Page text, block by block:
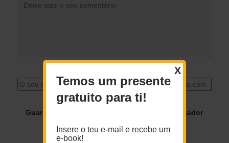
O seu email
Guardar o meu nome, email e site neste navegador
Temos um presente
gratuito para ti!
Insere o teu e-mail e recebe um
e-book!
X